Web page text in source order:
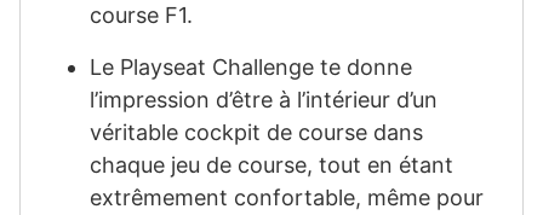
course F1.
Le Playseat Challenge te donne
l’impression d’être à l’intérieur d’un
véritable cockpit de course dans
chaque jeu de course, tout en étant
extrêmement confortable, même pour